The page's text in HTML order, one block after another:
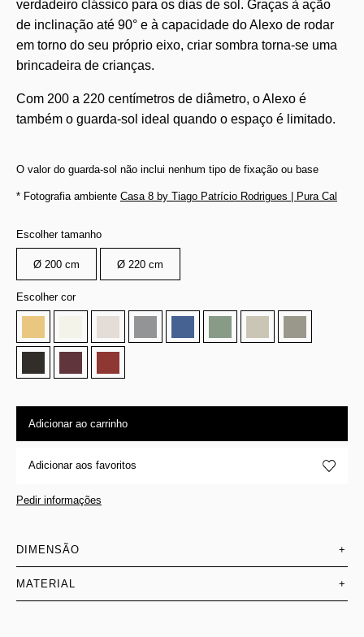
verdadeiro clássico para os dias de sol. Graças à ação
de inclinação até 90° e à capacidade do Alexo de rodar
em torno do seu próprio eixo, criar sombra torna-se uma
brincadeira de crianças.
Com 200 a 220 centímetros de diâmetro, o Alexo é
também o guarda-sol ideal quando o espaço é limitado.
O valor do guarda-sol não inclui nenhum tipo de fixação ou base
* Fotografia ambiente Casa 8 by Tiago Patrício Rodrigues | Pura Cal
Escolher tamanho
Ø 200 cm Ø 220 cm
Escolher cor
Adicionar ao carrinho
Adicionar aos favoritos
Pedir informações
DIMENSÃO +
MATERIAL +